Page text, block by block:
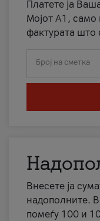
Платете ја
Мојот А1, само
фактурата што
Број на сметка
Внесете ја
надополните.
помеѓу 100 и